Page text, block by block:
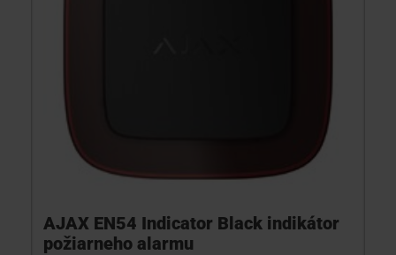
AJAX EN54 Indicator Black indikátor
požiarneho alarmu